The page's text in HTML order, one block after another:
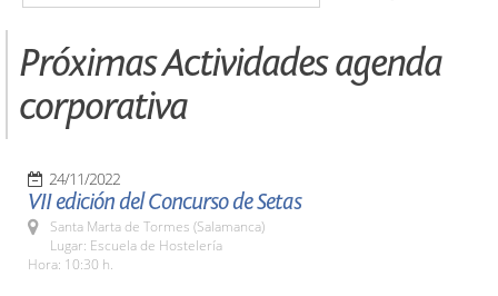
Próximas Actividades agenda
corporativa
24/11/2022
VII edición del Concurso de Setas
Santa Marta de Tormes (Salamanca)
Lugar: Escuela de Hostelería
Hora: 10:30 h.